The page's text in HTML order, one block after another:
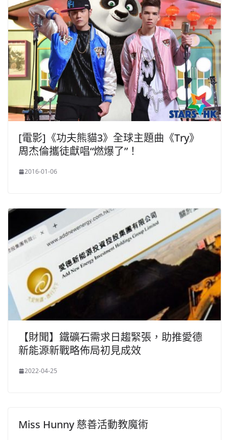
[電影]《功夫熊貓3》全球主題曲《Try》
周杰倫攜徒獻唱“燃爆了”！
2016-01-06
【財聞】鐵礦石需求日趨緊張，助推愛德
新能源新戰略佈局初見成效
2022-04-25
Miss Hunny 慈善活動教魔術